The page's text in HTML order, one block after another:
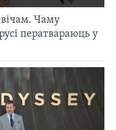
Чаму
ператвараюць у